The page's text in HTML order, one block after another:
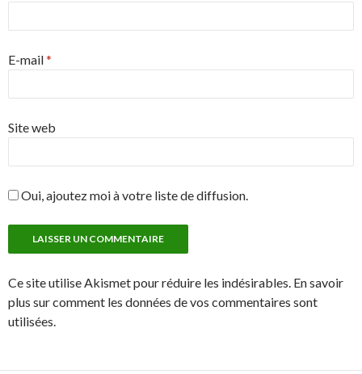
E-mail*
Site web
Oui, ajoutez moi à votre liste de diffusion.
Ce site utilise Akismet pour réduire les indésirables. En savoir
plus sur comment les données de vos commentaires sont
utilisées.